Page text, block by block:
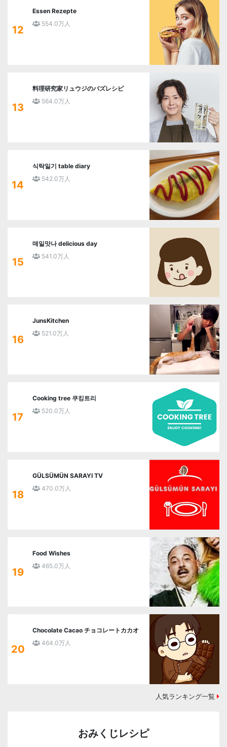
12
Essen Rezepte
554.0万人
13
料理研究家リュウジのバズレシピ
564.0万人
14
식탁일기 table diary
542.0万人
15
매일맛나 delicious day
541.0万人
16
JunsKitchen
521.0万人
17
Cooking tree 쿠킹트리
520.0万人
18
GÜLSÜMÜN SARAYI TV
470.0万人
19
Food Wishes
465.0万人
20
Chocolate Cacao チョコレートカカオ
464.0万人
人気ランキング一覧
おみくじレシピ